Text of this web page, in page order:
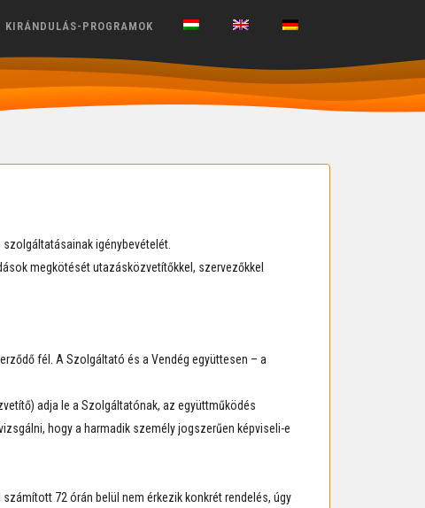
KIRÁNDULÁS-PROGRAMOK
szolgáltatásainak igénybevételét.
megkötését utazásközvetítőkkel, szervezőkkel
fél. A Szolgáltató és a Vendég együttesen – a
adja le a Szolgáltatónak, az együttműködés
hogy a harmadik személy jogszerűen képviseli-e
72 órán belül nem érkezik konkrét rendelés, úgy